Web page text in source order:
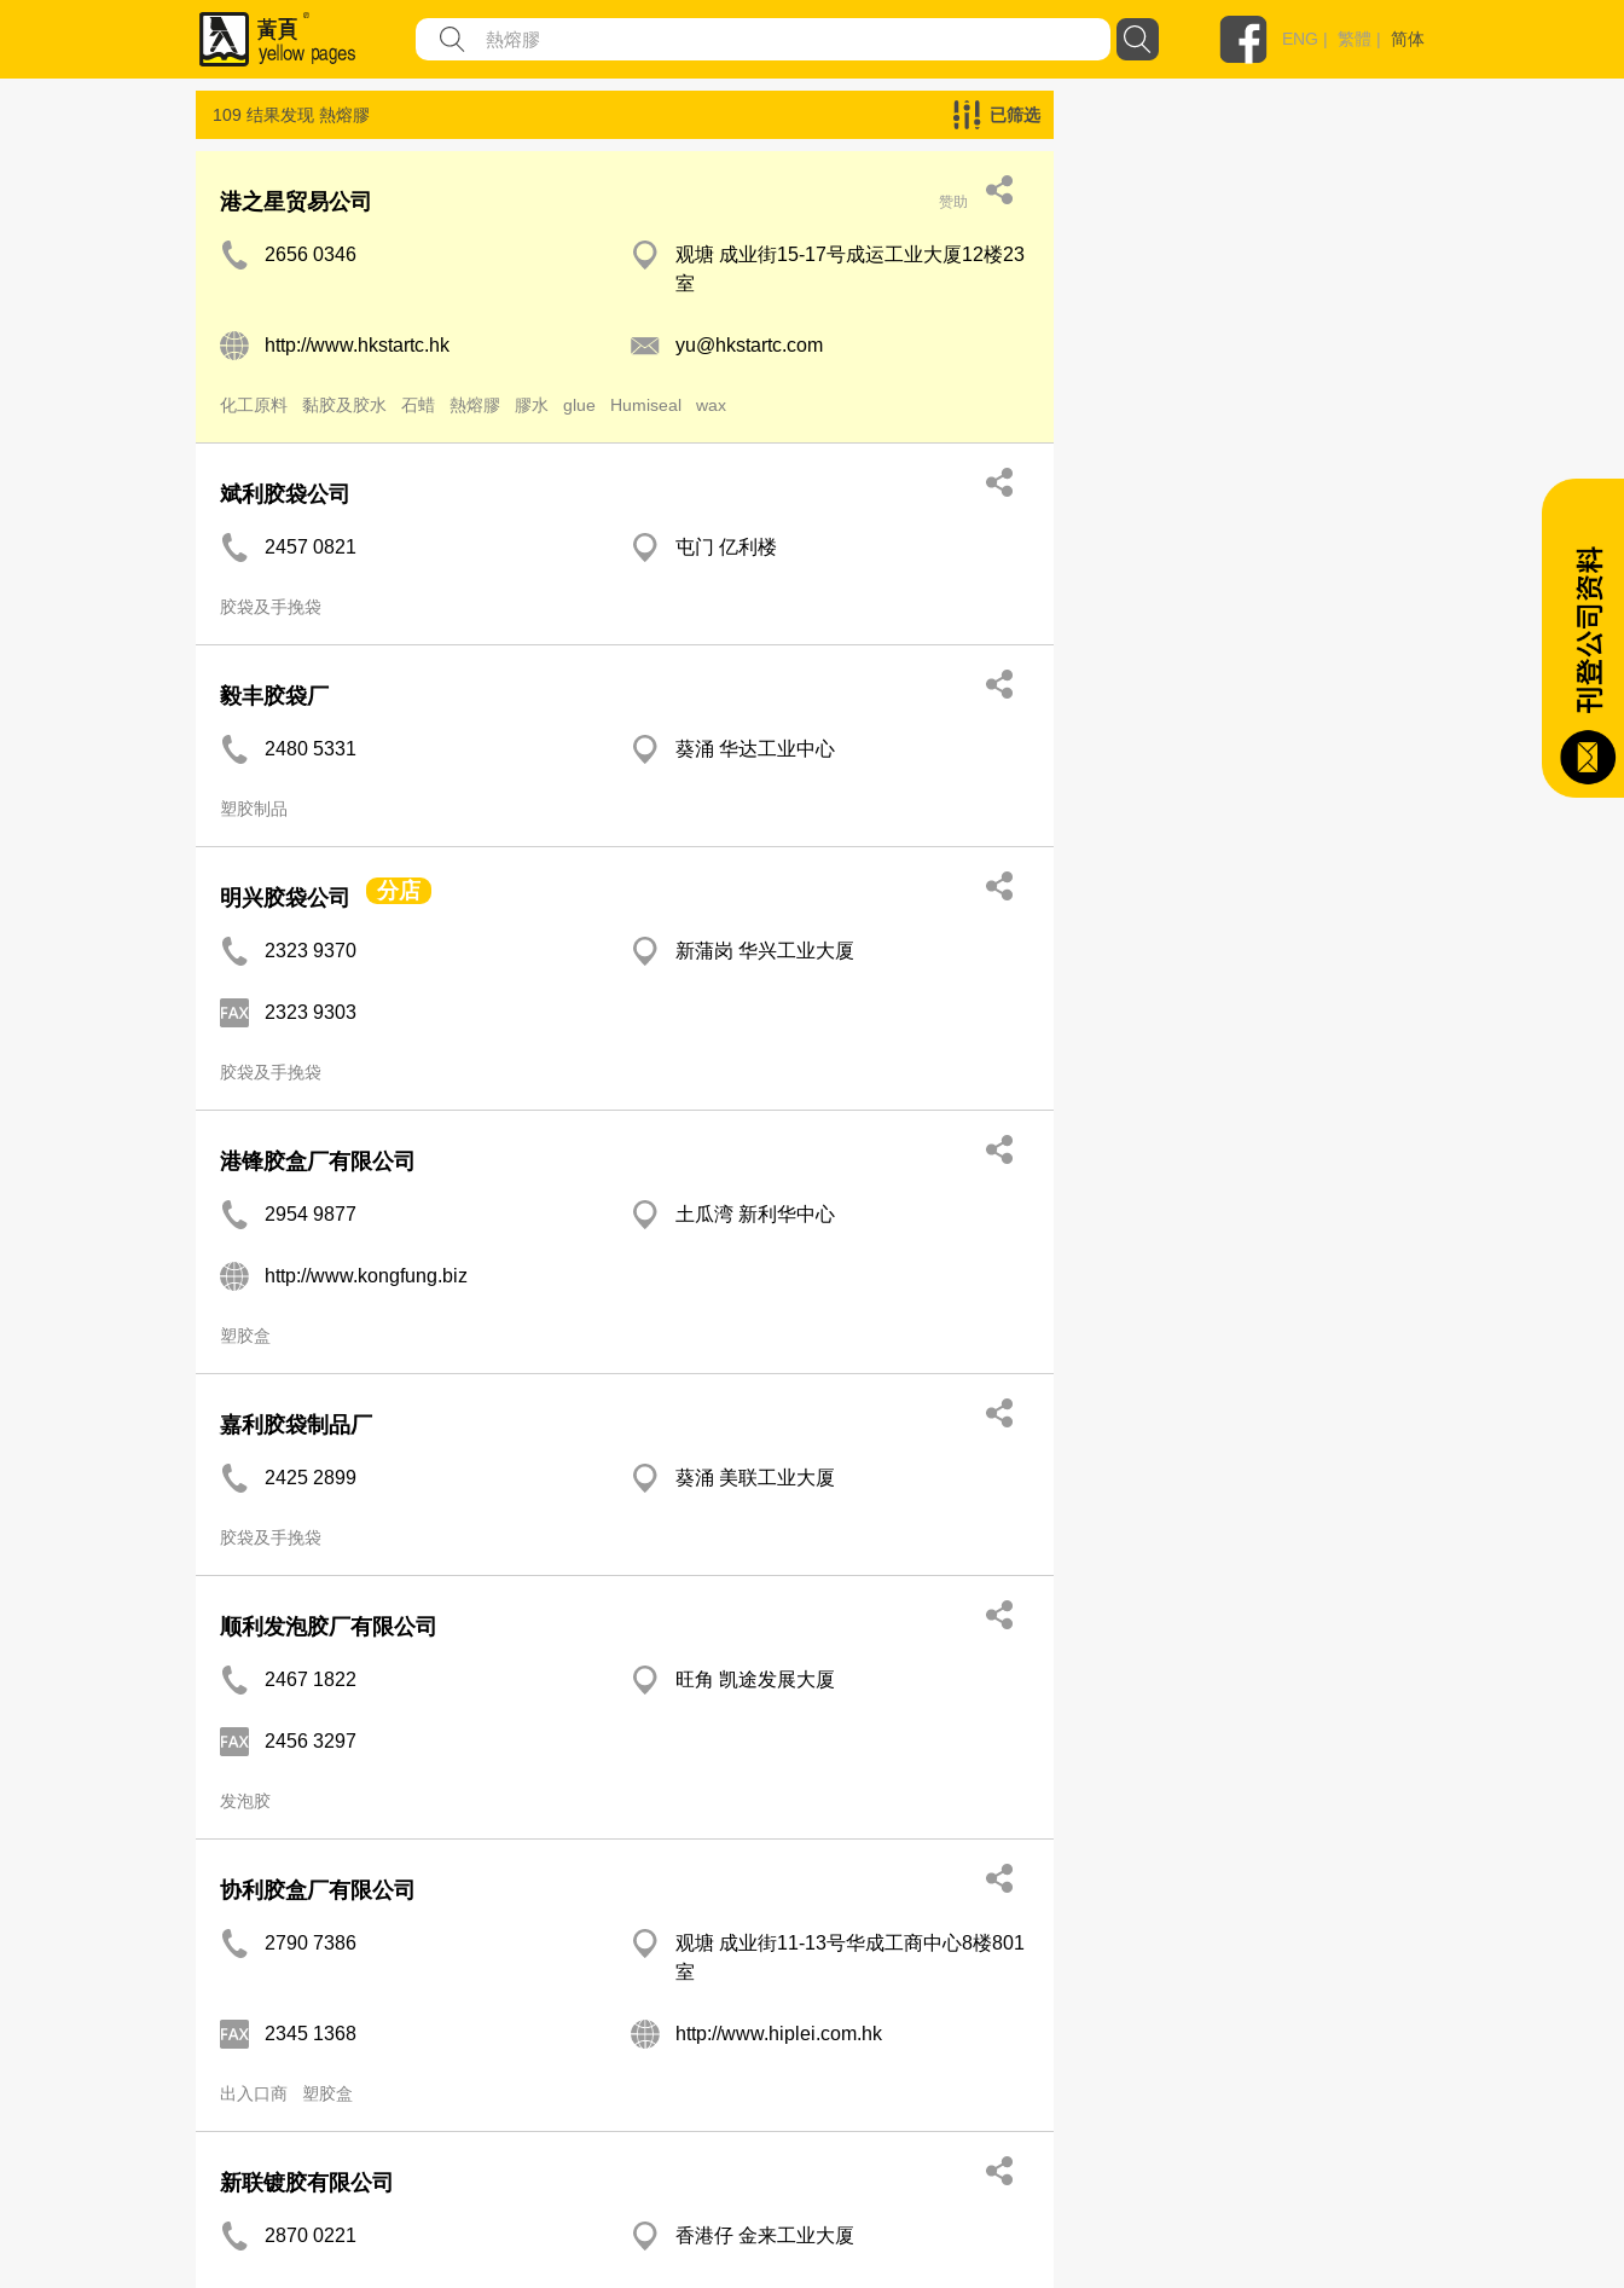
ENG | 繁體 | 简体
109 结果发现 熱熔膠 已筛选
港之星贸易公司 赞助
2656 0346
观塘 成业街15-17号成运工业大厦12楼23
室
http://www.hkstartc.hk yu@hkstartc.com
化工原料 黏胶及胶水 石蜡 熱熔膠 膠水 glue Humiseal wax
斌利胶袋公司
2457 0821 屯门 亿利楼
胶袋及手挽袋
毅丰胶袋厂
2480 5331 葵涌 华达工业中心
塑胶制品
明兴胶袋公司 分店
2323 9370 新蒲岗 华兴工业大厦
2323 9303
胶袋及手挽袋
港锋胶盒厂有限公司
2954 9877 土瓜湾 新利华中心
http://www.kongfung.biz
塑胶盒
嘉利胶袋制品厂
2425 2899 葵涌 美联工业大厦
胶袋及手挽袋
顺利发泡胶厂有限公司
2467 1822 旺角 凯途发展大厦
2456 3297
发泡胶
协利胶盒厂有限公司
2790 7386
观塘 成业街11-13号华成工商中心8楼801
室
2345 1368 http://www.hiplei.com.hk
出入口商 塑胶盒
新联镀胶有限公司
2870 0221 香港仔 金来工业大厦